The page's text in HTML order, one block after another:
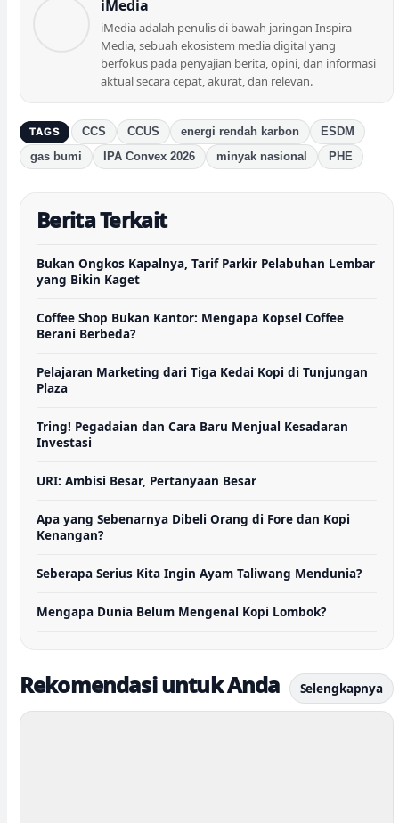
iMedia
iMedia adalah penulis di bawah jaringan Inspira
Media, sebuah ekosistem media digital yang
berfokus pada penyajian berita, opini, dan informasi
aktual secara cepat, akurat, dan relevan.
TAGS CCS CCUS energi rendah karbon
ESDM
gas bumi
IPA Convex 2026 minyak nasional PHE
Berita Terkait
Bukan Ongkos Kapalnya, Tarif Parkir Pelabuhan Lembar
yang Bikin Kaget
Coffee Shop Bukan Kantor: Mengapa Kopsel Coffee
Berani Berbeda?
Pelajaran Marketing dari Tiga Kedai Kopi di Tunjungan
Plaza
Tring! Pegadaian dan Cara Baru Menjual Kesadaran
Investasi
URI: Ambisi Besar, Pertanyaan Besar
Apa yang Sebenarnya Dibeli Orang di Fore dan Kopi
Kenangan?
Seberapa Serius Kita Ingin Ayam Taliwang Mendunia?
Mengapa Dunia Belum Mengenal Kopi Lombok?
Rekomendasi untuk Anda Selengkapnya